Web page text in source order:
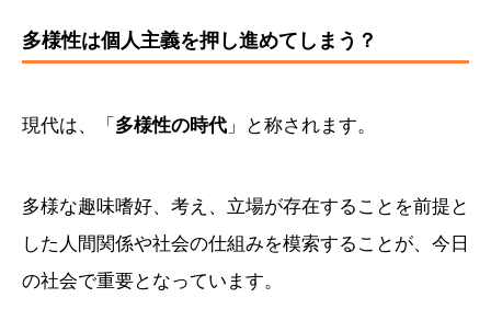
多様性は個人主義を押し進めてしまう？
現代は、「 多様性の時代 」と称されます。
多様な趣味嗜好、考え、立場が存在することを前提と
した人間関係や社会の仕組みを模索することが、今日
の社会で重要となっています。